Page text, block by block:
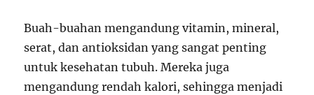
Buah-buahan mengandung vitamin, mineral,
serat, dan antioksidan yang sangat penting
untuk kesehatan tubuh. Mereka juga
mengandung rendah kalori, sehingga menjadi